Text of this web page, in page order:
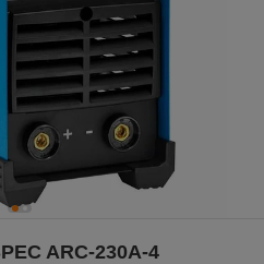
ARC-230A-4